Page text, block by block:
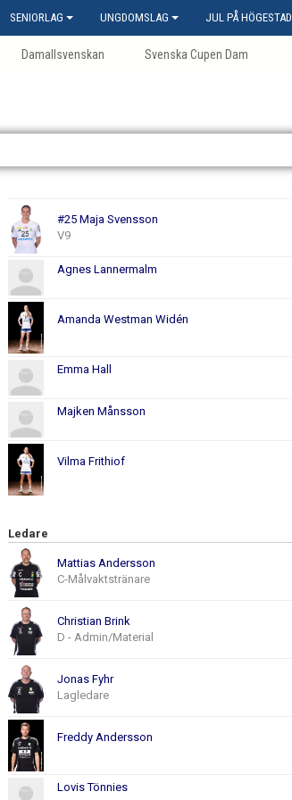
SENIORLAG UNGDOMSLAG JUL PÅ HÖGESTAD
Damallsvenskan Svenska Cupen Dam
#25 Maja Svensson
V9
Agnes Lannermalm
Amanda Westman Widén
Emma Hall
Majken Månsson
Vilma Frithiof
Ledare
Mattias Andersson
C-Målvaktstränare
Christian Brink
D - Admin/Material
Jonas Fyhr
Lagledare
Freddy Andersson
Lovis Tönnies